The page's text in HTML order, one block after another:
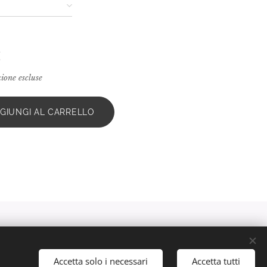
escluse
AL CARRELLO
Accetta solo i necessari Accetta tutti